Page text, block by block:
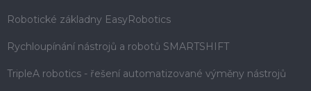
Robotické základny EasyRobotics
Rychloupínání nástrojů a robotů SMARTSHIFT
TripleA robotics - řešení automatizované výměny nástrojů